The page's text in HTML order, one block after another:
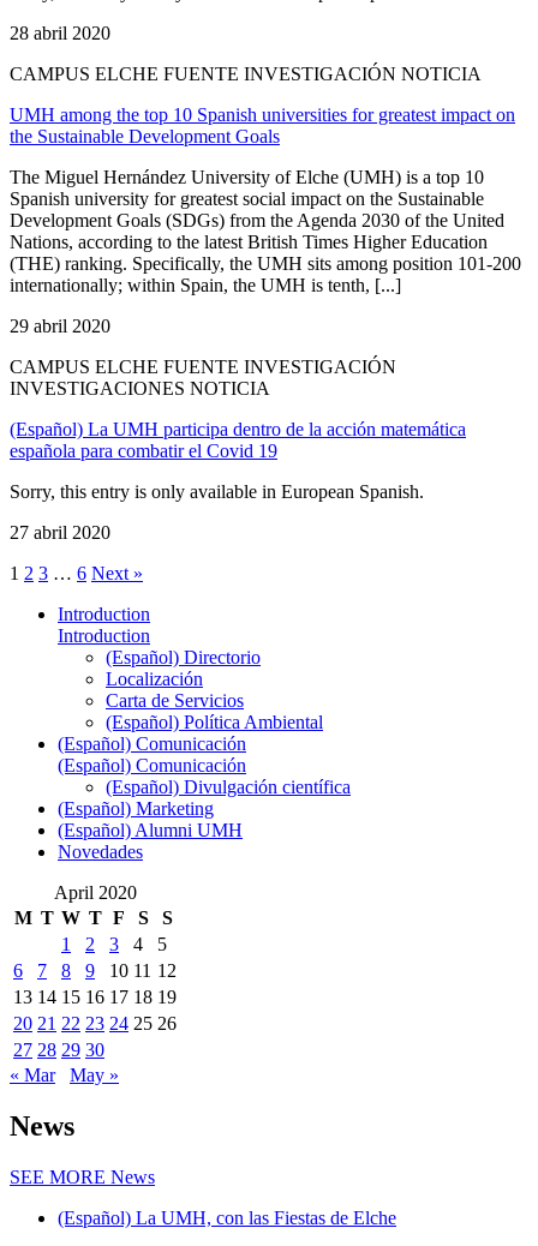
28 abril 2020
CAMPUS ELCHE FUENTE INVESTIGACIÓN NOTICIA
UMH among the top 10 Spanish universities for greatest impact on
the Sustainable Development Goals
The Miguel Hernández University of Elche (UMH) is a top 10
Spanish university for greatest social impact on the Sustainable
Development Goals (SDGs) from the Agenda 2030 of the United
Nations, according to the latest British Times Higher Education
(THE) ranking. Specifically, the UMH sits among position 101-200
internationally; within Spain, the UMH is tenth, [...]
29 abril 2020
CAMPUS ELCHE FUENTE INVESTIGACIÓN
INVESTIGACIONES NOTICIA
(Español) La UMH participa dentro de la acción matemática
española para combatir el Covid 19
Sorry, this entry is only available in European Spanish.
27 abril 2020
1 2 3 … 6 Next »
Introduction
Introduction
(Español) Directorio
Localización
Carta de Servicios
(Español) Política Ambiental
(Español) Comunicación
(Español) Comunicación
(Español) Divulgación científica
(Español) Marketing
(Español) Alumni UMH
Novedades
April 2020
M T W T F S
S
1
2 3 4
5
6
7 8 9 10 11 12
13 14 15 16 17 18 19
20 21 22 23 24 25 26
27 28 29 30
« Mar
May »
News
SEE MORE News
(Español) La UMH, con las Fiestas de Elche